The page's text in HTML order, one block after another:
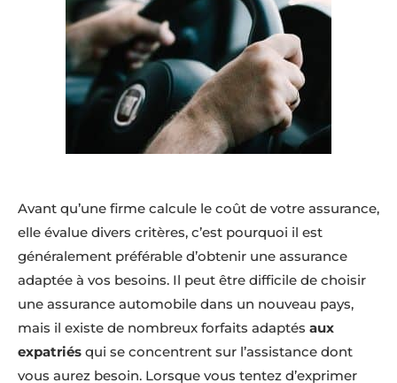
Avant qu’une firme calcule le coût de votre assurance,
elle évalue divers critères, c’est pourquoi il est
généralement préférable d’obtenir une assurance
adaptée à vos besoins. Il peut être difficile de choisir
une assurance automobile dans un nouveau pays,
mais il existe de nombreux forfaits adaptés aux
expatriés qui se concentrent sur l’assistance dont
vous aurez besoin. Lorsque vous tentez d’exprimer